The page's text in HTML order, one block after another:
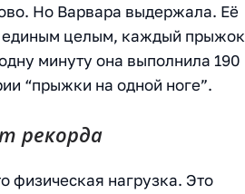
Но Варвара выдержала. Её
единым целым, каждый прыжок
минуту она выполнила 190
“прыжки на одной ноге”.
рекорда
физическая нагрузка. Это